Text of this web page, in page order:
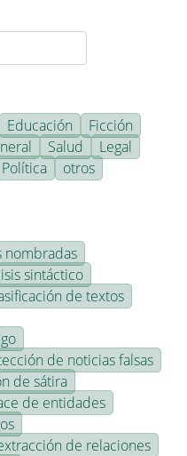
Educación
Ficción
Salud
Legal
Política otros
nombradas
sintáctico
de textos
de noticias falsas
de sátira
de entidades
de relaciones